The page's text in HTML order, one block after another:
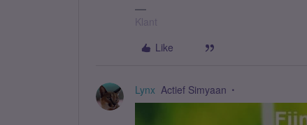
Klant
Like
Lynx Actief Simyaan